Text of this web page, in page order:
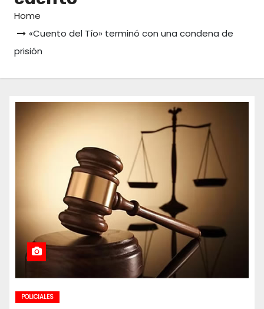
Home
«Cuento del Tío» terminó con una condena de
prisión
POLICIALES